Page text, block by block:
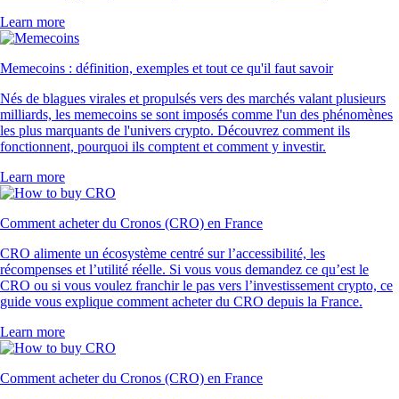
Learn more
Memecoins : définition, exemples et tout ce qu'il faut savoir
Nés de blagues virales et propulsés vers des marchés valant plusieurs
milliards, les memecoins se sont imposés comme l'un des phénomènes
les plus marquants de l'univers crypto. Découvrez comment ils
fonctionnent, pourquoi ils comptent et comment y investir.
Learn more
Comment acheter du Cronos (CRO) en France
CRO alimente un écosystème centré sur l’accessibilité, les
récompenses et l’utilité réelle. Si vous vous demandez ce qu’est le
CRO ou si vous voulez franchir le pas vers l’investissement crypto, ce
guide vous explique comment acheter du CRO depuis la France.
Learn more
Comment acheter du Cronos (CRO) en France